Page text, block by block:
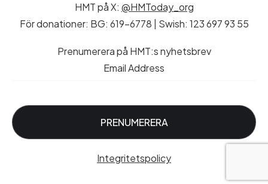
HMT på X: @HMToday_org
För donationer: BG: 619-6778 | Swish: 123 697 93 55
Prenumerera på HMT:s nyhetsbrev
Email Address
Integritetspolicy